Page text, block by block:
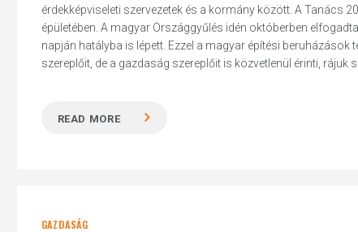
érdekképviseleti szervezetek és a kormány között. A Tanács
épületében. A magyar Országgyűlés idén októberben
napján hatályba is lépett. Ezzel a magyar építési
szereplőit, de a gazdaság szereplőit is közvetlenül érinti, rájuk
READ MORE
GAZDASÁG